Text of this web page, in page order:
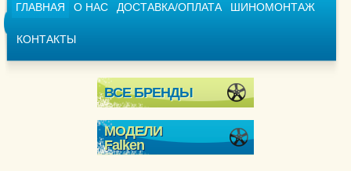
ГЛАВНАЯ О НАС ДОСТАВКА/ОПЛАТА ШИНОМОНТАЖ
КОНТАКТЫ
ВСЕ БРЕНДЫ
МОДЕЛИ
Falken